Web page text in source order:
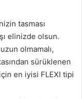
tasması
elinizde olsun.
uzun olmamalı,
sürüklenen
en iyisi FLEXI tipi